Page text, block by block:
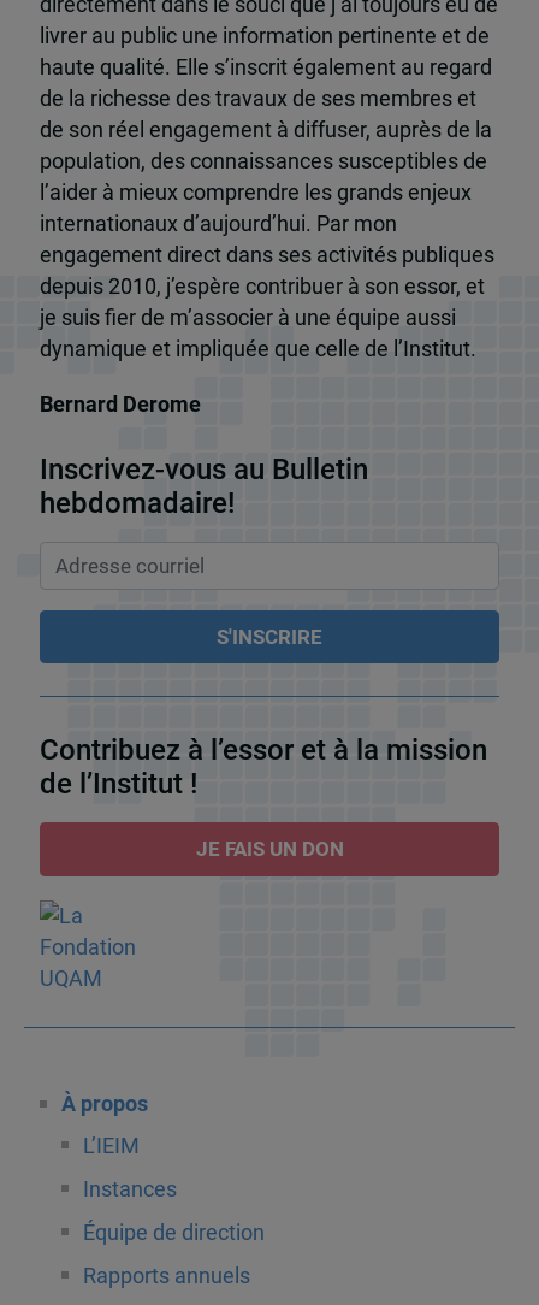
directement dans le souci que j’ai toujours eu de
livrer au public une information pertinente et de
haute qualité. Elle s’inscrit également au regard
de la richesse des travaux de ses membres et
de son réel engagement à diffuser, auprès de la
population, des connaissances susceptibles de
l’aider à mieux comprendre les grands enjeux
internationaux d’aujourd’hui. Par mon
engagement direct dans ses activités publiques
depuis 2010, j’espère contribuer à son essor, et
je suis fier de m’associer à une équipe aussi
dynamique et impliquée que celle de l’Institut.
Bernard Derome
Inscrivez-vous au Bulletin
hebdomadaire!
Contribuez à l’essor et à la mission
de l’Institut !
JE FAIS UN DON
À propos
L’IEIM
Instances
Équipe de direction
Rapports annuels